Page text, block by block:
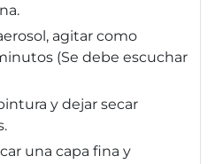
agitar como
(Se debe escuchar
y dejar secar
una capa fina y